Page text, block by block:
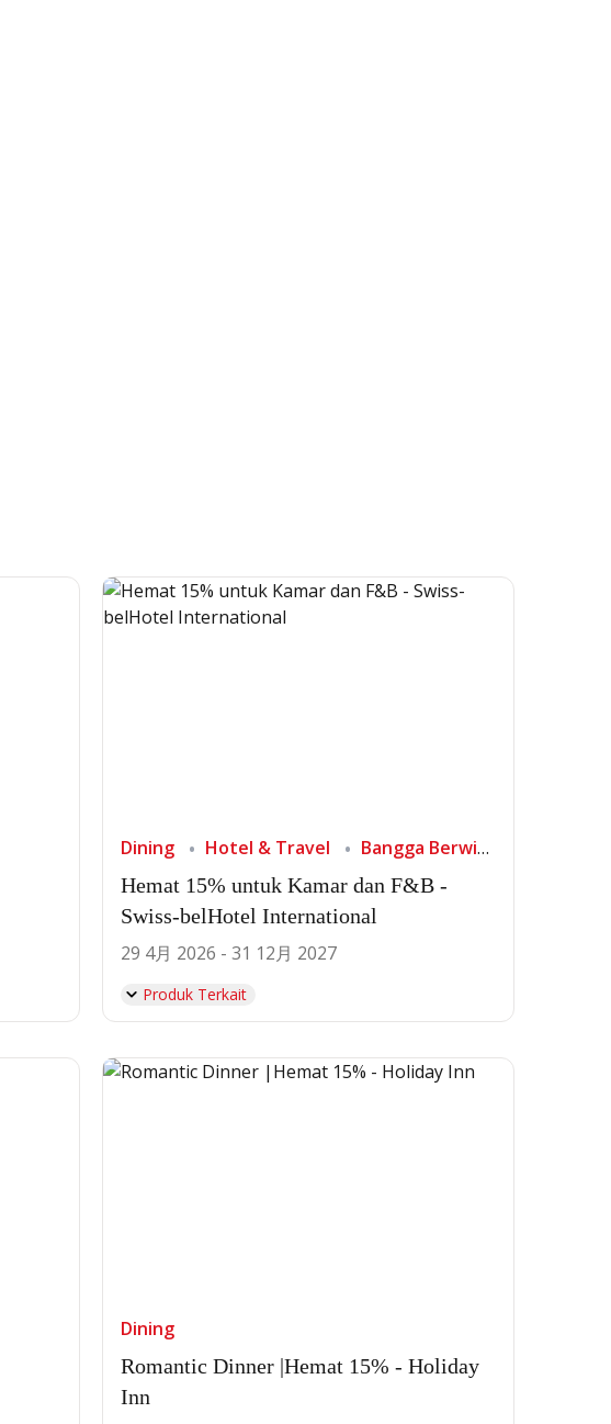
Dining Hotel & Travel
Bangga Berwisata di Indonesia
Hemat 15% untuk Kamar dan F&B -
Swiss-belHotel International
29 4月 2026 - 31 12月 2027
Produk Terkait
Dining
Romantic Dinner |Hemat 15% - Holiday
Inn